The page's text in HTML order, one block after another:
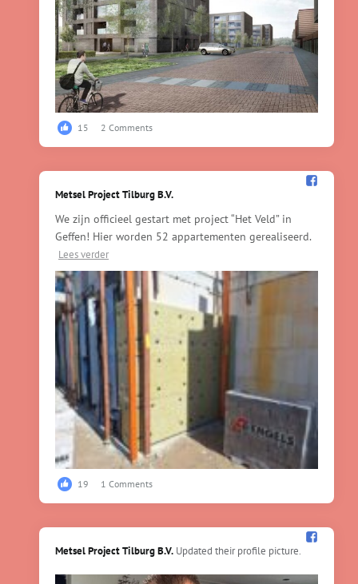
15 2 Comments
Metsel Project Tilburg B.V.️
We zijn officieel gestart met project “Het Veld” in
Geffen! Hier worden 52 appartementen gerealiseerd.
Lees verder
19 1 Comments
Metsel Project Tilburg B.V.️ Updated their profile picture.